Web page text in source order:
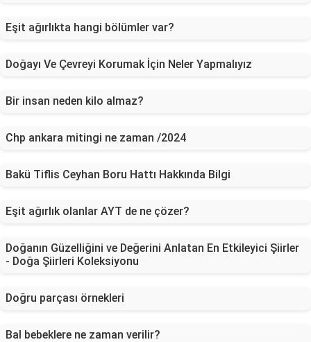
Eşit ağırlıkta hangi bölümler var?
Doğayı Ve Çevreyi Korumak İçin Neler Yapmalıyız
Bir insan neden kilo almaz?
Chp ankara mitingi ne zaman /2024
Bakü Tiflis Ceyhan Boru Hattı Hakkında Bilgi
Eşit ağırlık olanlar AYT de ne çözer?
Doğanın Güzelliğini ve Değerini Anlatan En Etkileyici Şiirler
- Doğa Şiirleri Koleksiyonu
Doğru parçası örnekleri
Bal bebeklere ne zaman verilir?